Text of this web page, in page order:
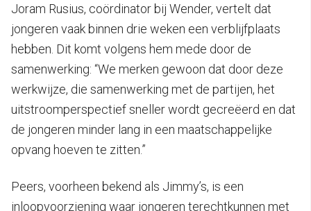
Joram Rusius, coördinator bij Wender, vertelt dat
jongeren vaak binnen drie weken een verblijfplaats
hebben. Dit komt volgens hem mede door de
samenwerking: “We merken gewoon dat door deze
werkwijze, die samenwerking met de partijen, het
uitstroomperspectief sneller wordt gecreëerd en dat
de jongeren minder lang in een maatschappelijke
opvang hoeven te zitten.”
Peers, voorheen bekend als Jimmy’s, is een
inloopvoorziening waar jongeren terechtkunnen met